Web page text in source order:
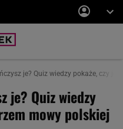
je? Quiz wiedzy pokaże, czy
je? Quiz wiedzy
mowy polskiej